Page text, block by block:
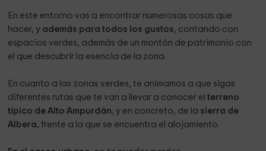
En este entorno vas a encontrar numerosas cosas que
hacer, y además para todos los gustos, contando con
espacios verdes, además de un montón de patrimonio con
el que descubrir la esencia de la zona.
En cuanto a las zonas verdes, te animamos a que sigas
diferentes rutas que te van a llevar a conocer el terreno
típico de Alto Ampurdán, y en concreto, de la sierra de
Albera, frente a la que se encuentra el alojamiento.